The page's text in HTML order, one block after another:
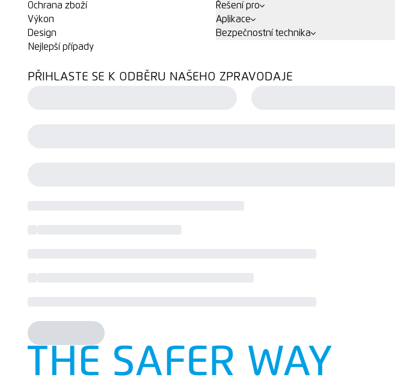
Ochrana zboží
Výkon
Design
Nejlepší případy
Řešení pro
Aplikace
Bezpečnostní technika
PŘIHLASTE SE K ODBĚRU NAŠEHO ZPRAVODAJE